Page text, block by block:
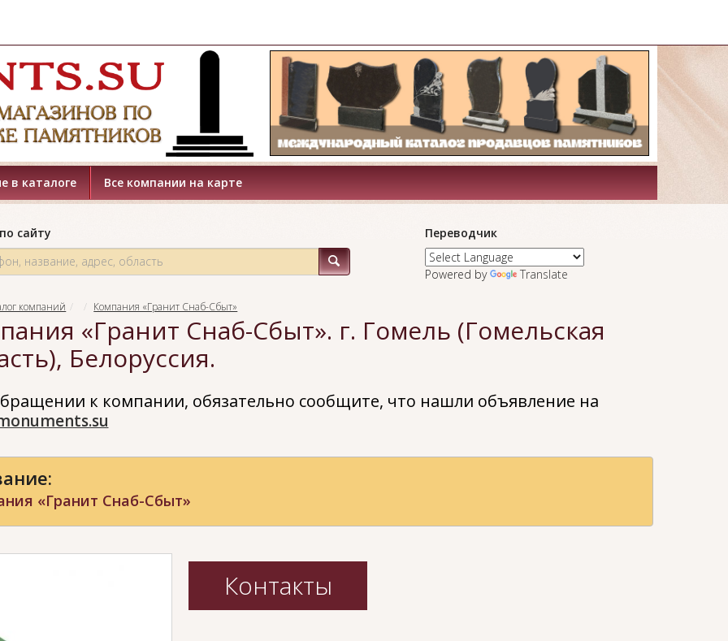
в каталоге Все компании на карте
сайту Переводчик
Powered by Translate
компаний Компания «Гранит Снаб-Сбыт»
«Гранит Снаб-Сбыт». г. Гомель (Гомельская
Белоруссия.
к компании, обязательно сообщите, что нашли объявление на
«Гранит Снаб-Сбыт»
Контакты